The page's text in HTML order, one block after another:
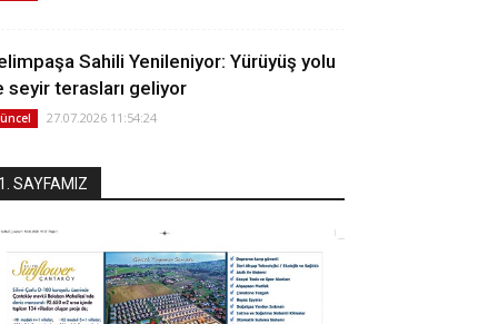
Sahili Yenileniyor: Yürüyüş yolu
seyir terasları geliyor
27.07.2026 11:54:24
1. SAYFAMIZ